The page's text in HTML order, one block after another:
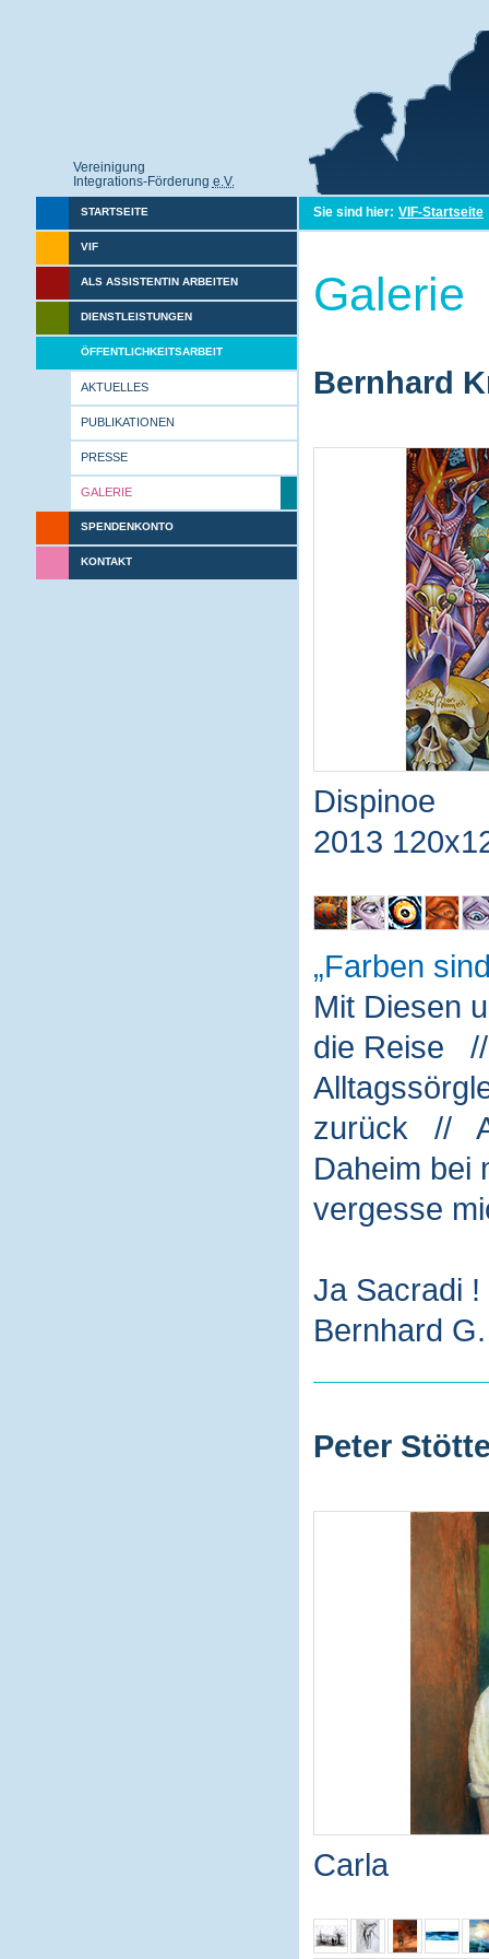
Vereinigung
Integrations-Förderung e.V.
STARTSEITE
VIF
ALS ASSISTENTIN ARBEITEN
DIENSTLEISTUNGEN
ÖFFENTLICHKEITSARBEIT
AKTUELLES
PUBLIKATIONEN
PRESSE
GALERIE
SPENDENKONTO
KONTAKT
Sie sind hier: VIF-Startseite
Galerie
Bernhard
Dispinoe
2013
Farben
Mit Diesen
die Reise
zurück //
Daheim
vergesse
Ja Sacradi
Bernhard
Peter
Carla